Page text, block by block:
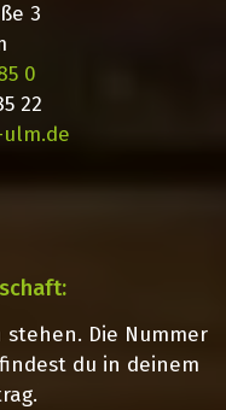
3
0
22
Die Nummer
du in deinem